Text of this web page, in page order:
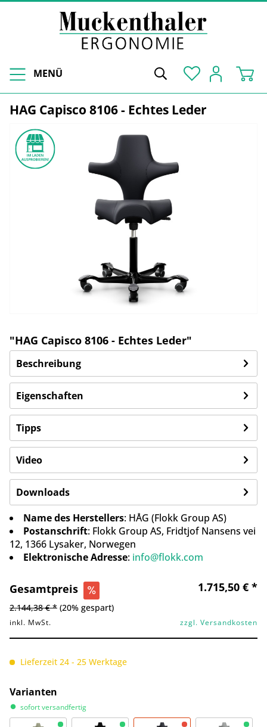
MENÜ
HAG Capisco 8106 - Echtes Leder
"HAG Capisco 8106 - Echtes Leder"
Beschreibung
Eigenschaften
Tipps
Video
Downloads
Name des Herstellers: HÅG (Flokk Group AS)
Postanschrift: Flokk Group AS, Fridtjof Nansens vei
12, 1366 Lysaker, Norwegen
Elektronische Adresse: info@flokk.com
Gesamtpreis 1.715,50 € *
2.144,38 € * (20% gespart)
inkl. MwSt. zzgl. Versandkosten
Lieferzeit 24 - 25 Werktage
Varianten
sofort versandfertig